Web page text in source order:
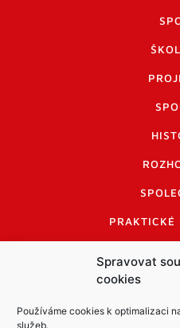
Spravovat
cookies
Používáme cookies k optimalizaci
služeb.
PRAKTICKÉ
INFORMACE A
LOGO A